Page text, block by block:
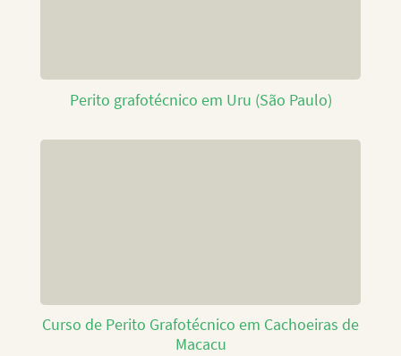
Perito grafotécnico em Uru (São Paulo)
Curso de Perito Grafotécnico em Cachoeiras de
Macacu